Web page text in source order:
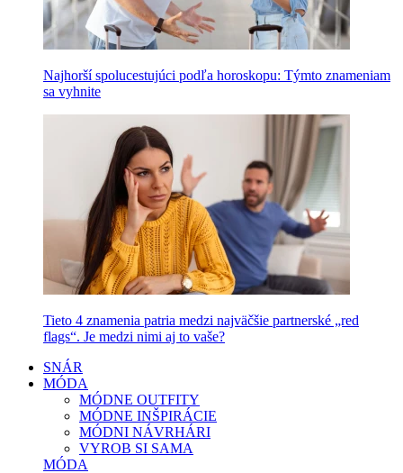
Najhorší spolucestujúci podľa horoskopu: Týmto znameniam
sa vyhnite
Tieto 4 znamenia patria medzi najväčšie partnerské „red
flags“. Je medzi nimi aj to vaše?
SNÁR
MÓDA
MÓDNE OUTFITY
MÓDNE INŠPIRÁCIE
MÓDNI NÁVRHÁRI
VYROB SI SAMA
MÓDA